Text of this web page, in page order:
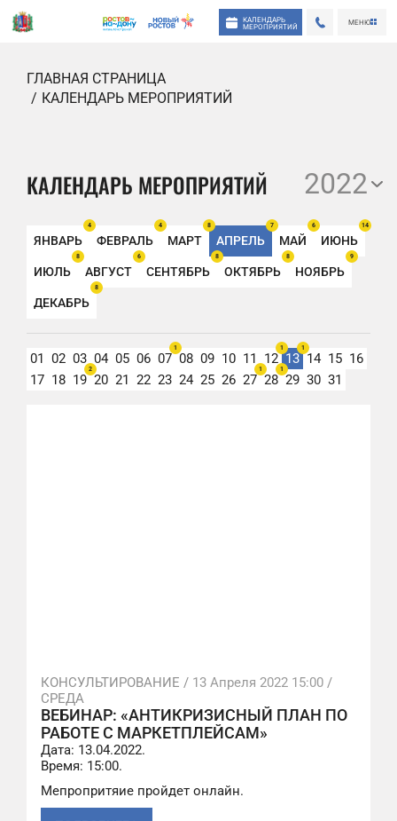
КАЛЕНДАРЬ
МЕРОПРИЯТИЙ
МЕНЮ
ГЛАВНАЯ СТРАНИЦА
КАЛЕНДАРЬ МЕРОПРИЯТИЙ
КАЛЕНДАРЬ МЕРОПРИЯТИЙ 2022
ЯНВАРЬ
4
ФЕВРАЛЬ
4
МАРТ
8
АПРЕЛЬ
7
МАЙ
6
ИЮНЬ
14
ИЮЛЬ
8
АВГУСТ
6
СЕНТЯБРЬ
8
ОКТЯБРЬ
8
НОЯБРЬ
9
ДЕКАБРЬ
8
01 02 03 04 05 06 07
1
08 09 10 11 12
1
13
1
14 15 16
17 18 19
2
20 21 22 23 24 25 26 27
1
28
1
29 30 31
КОНСУЛЬТИРОВАНИЕ / 13 Апреля 2022 15:00 /
СРЕДА
ВЕБИНАР: «АНТИКРИЗИСНЫЙ ПЛАН ПО
РАБОТЕ С МАРКЕТПЛЕЙСАМ»
Дата: 13.04.2022.
Время: 15:00.
Мепропритяие пройдет онлайн.